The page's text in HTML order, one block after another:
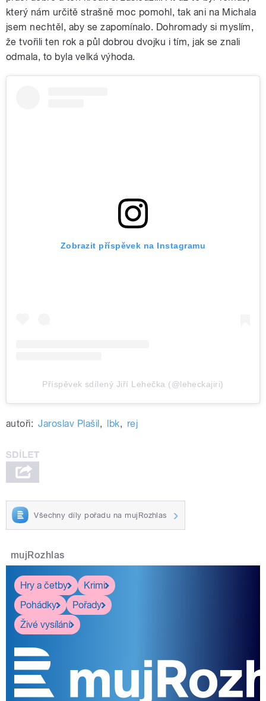
který nám určitě strašně moc pomohl, tak ani na Michala
jsem nechtěl, aby se zapomínalo. Dohromady si myslím,
že tvořili ten rok a půl dobrou dvojku i tím, jak se znali
odmala, to byla velká výhoda.
Zobrazit příspěvek na Instagramu
Příspěvek sdílený Jiří Lehečka (@leheckajiri)
autoři: Jaroslav Plašil, lbk, rej
Všechny díly pořadu na mujRozhlas
mujRozhlas
Hry a četby
Krimi
Pohádky
Pořady
Živé vysílání